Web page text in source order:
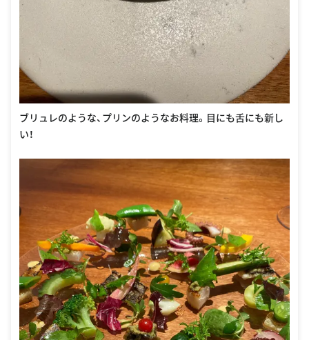
ブリュレのような、プリンのようなお料理。目にも舌にも新し
い！